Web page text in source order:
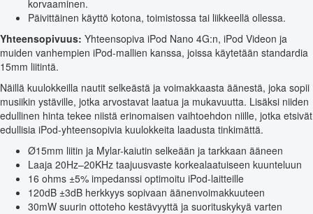
korvaaminen.
Päivittäinen käyttö kotona, toimistossa tai liikkeellä ollessa.
Yhteensopivuus: Yhteensopiva iPod Nano 4G:n, iPod Videon ja
muiden vanhempien iPod-mallien kanssa, joissa käytetään standardia
15mm liitintä.
Näillä kuulokkeilla nautit selkeästä ja voimakkaasta äänestä, joka sopii
musiikin ystäville, jotka arvostavat laatua ja mukavuutta. Lisäksi niiden
edullinen hinta tekee niistä erinomaisen vaihtoehdon niille, jotka etsivät
edullisia iPod-yhteensopivia kuulokkeita laadusta tinkimättä.
Ø15mm liitin ja Mylar-kaiutin selkeään ja tarkkaan ääneen
Laaja 20Hz–20KHz taajuusvaste korkealaatuiseen kuunteluun
16 ohms ±5% impedanssi optimoitu iPod-laitteille
120dB ±3dB herkkyys sopivaan äänenvoimakkuuteen
30mW suurin ottoteho kestävyyttä ja suorituskykyä varten